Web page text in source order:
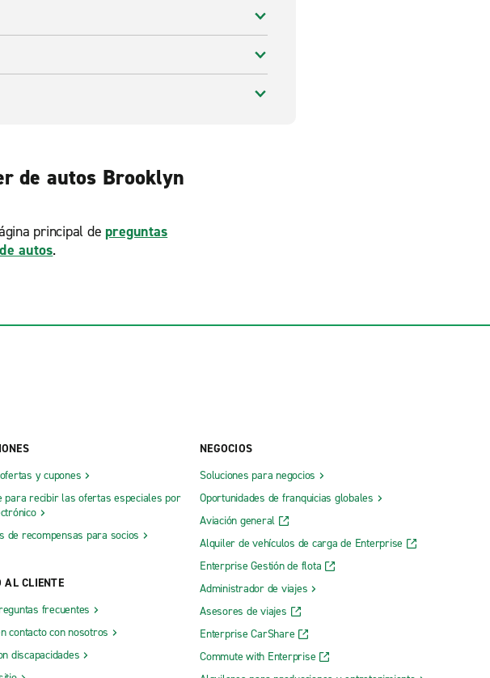
de autos Brooklyn
principal de preguntas
autos.
y cupones
para recibir las ofertas especiales por
de recompensas para socios
AL CLIENTE
frecuentes
contacto con nosotros
discapacidades
NEGOCIOS
Soluciones para negocios
Oportunidades de franquicias globales
Aviación general
Alquiler de vehículos de carga de Enterprise
Enterprise Gestión de flota
Administrador de viajes
Asesores de viajes
Enterprise CarShare
Commute with Enterprise